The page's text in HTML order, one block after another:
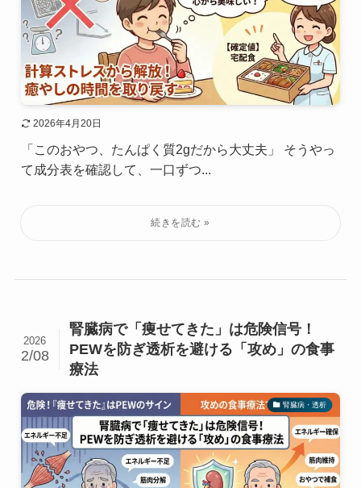
2026年4月20日
「このおやつ、たんぱく質2gだから大丈夫」 そうやっ
て成分表を確認して、一口ずつ...
腎臓病で「痩せてきた」は危険信号！
PEWを防ぎ透析を避ける「攻め」の食事
療法
2026
2/08
腎臓病・透析